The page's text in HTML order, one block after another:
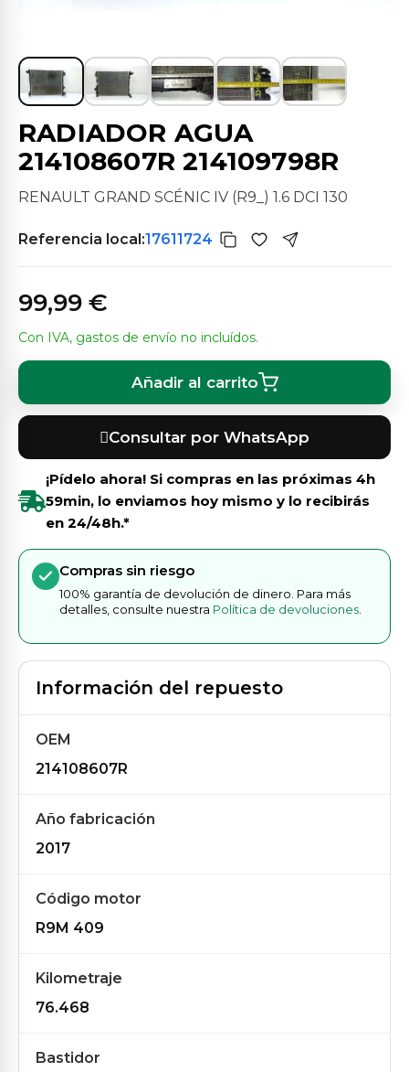
RADIADOR AGUA
214108607R 214109798R
RENAULT GRAND SCÉNIC IV (R9_) 1.6 DCI 130
Referencia local:17611724
99,99 €
Con IVA, gastos de envío no incluídos.
Añadir al carrito
Consultar por WhatsApp
¡Pídelo ahora! Si compras en las próximas 4h
59min, lo enviamos hoy mismo y lo recibirás
en 24/48h.*
Compras sin riesgo
100% garantía de devolución de dinero. Para más
detalles, consulte nuestra Política de devoluciones
Información del repuesto
OEM
214108607R
Año fabricación
2017
Código motor
R9M 409
Kilometraje
76.468
Bastidor